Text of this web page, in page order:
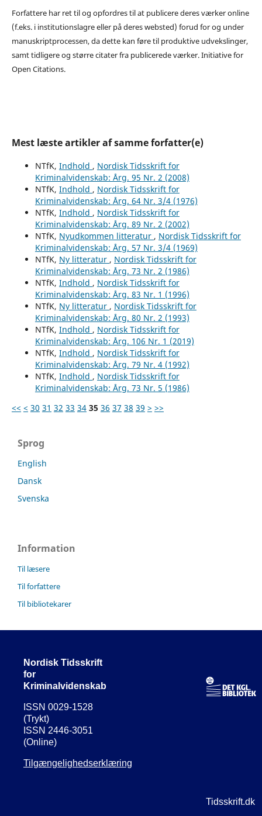
Forfattere har ret til og opfordres til at publicere deres værker online
(f.eks. i institutionslagre eller på deres websted) forud for og under
manuskriptprocessen, da dette kan føre til produktive udvekslinger,
samt tidligere og større citater fra publicerede værker. Initiative for
Open Citations.
Mest læste artikler af samme forfatter(e)
NTfK, Indhold , Nordisk Tidsskrift for
Kriminalvidenskab: Årg. 95 Nr. 2 (2008)
NTfK, Indhold , Nordisk Tidsskrift for
Kriminalvidenskab: Årg. 64 Nr. 3/4 (1976)
NTfK, Indhold , Nordisk Tidsskrift for
Kriminalvidenskab: Årg. 89 Nr. 2 (2002)
NTfK, Nyudkommen litteratur , Nordisk Tidsskrift for
Kriminalvidenskab: Årg. 57 Nr. 3/4 (1969)
NTfK, Ny litteratur , Nordisk Tidsskrift for
Kriminalvidenskab: Årg. 73 Nr. 2 (1986)
NTfK, Indhold , Nordisk Tidsskrift for
Kriminalvidenskab: Årg. 83 Nr. 1 (1996)
NTfK, Ny litteratur , Nordisk Tidsskrift for
Kriminalvidenskab: Årg. 80 Nr. 2 (1993)
NTfK, Indhold , Nordisk Tidsskrift for
Kriminalvidenskab: Årg. 106 Nr. 1 (2019)
NTfK, Indhold , Nordisk Tidsskrift for
Kriminalvidenskab: Årg. 79 Nr. 4 (1992)
NTfK, Indhold , Nordisk Tidsskrift for
Kriminalvidenskab: Årg. 73 Nr. 5 (1986)
<< < 30 31 32 33 34 35 36 37 38 39 > >>
Sprog
English
Dansk
Svenska
Information
Til læsere
Til forfattere
Til bibliotekarer
Nordisk Tidsskrift
for
Kriminalvidenskab
ISSN 0029-1528
(Trykt)
ISSN 2446-3051
(Online)
Tilgængelighedserklæring